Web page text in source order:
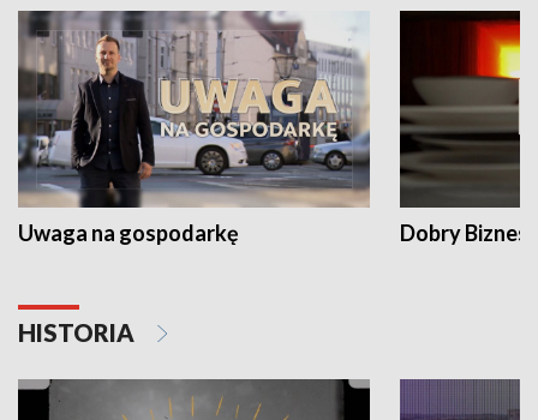
Uwaga na gospodarkę Dobry Biznes
HISTORIA